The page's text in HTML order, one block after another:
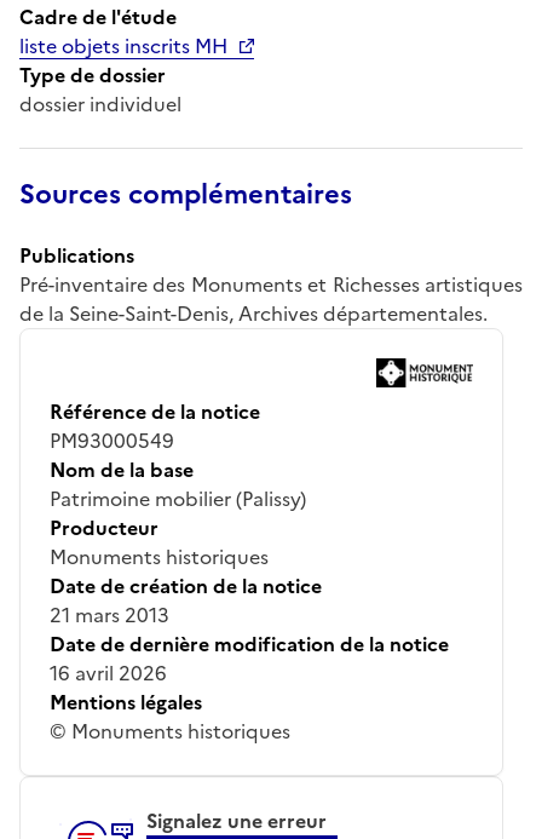
Cadre de l'étude
liste objets inscrits MH
Type de dossier
dossier individuel
Sources complémentaires
Publications
Pré-inventaire des Monuments et Richesses artistiques
de la Seine-Saint-Denis, Archives départementales.
Référence de la notice
PM93000549
Nom de la base
Patrimoine mobilier (Palissy)
Producteur
Monuments historiques
Date de création de la notice
21 mars 2013
Date de dernière modification de la notice
16 avril 2026
Mentions légales
© Monuments historiques
Signalez une erreur